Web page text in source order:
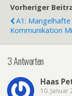
Vorheriger
A1: Mangelhafte
Kommunikation
3 Antworten
Haas
10. Januar